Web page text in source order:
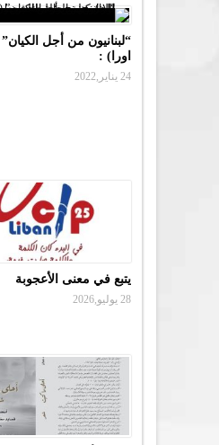
“لبنانيون من أجل الكيان”
اورا) :
24 يناير,2022
يتبع في معنى الأعجوبة
28 يوليو,2026